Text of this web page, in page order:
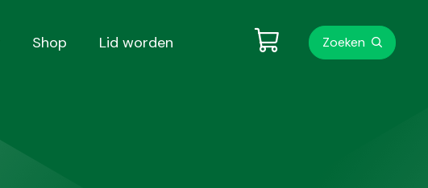
Shop Lid worden Zoeken